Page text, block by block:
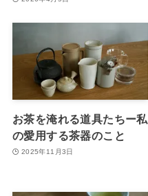
お茶を淹れる道具たちー私
の愛用する茶器のこと
2025年11月3日